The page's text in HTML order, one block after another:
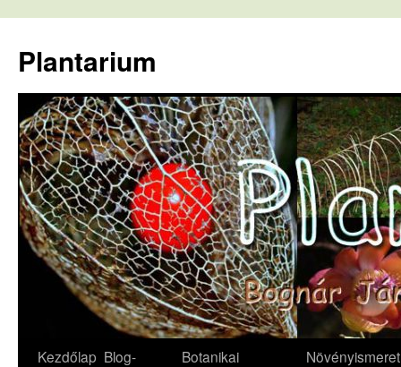
tartalomba
Plantarium
Kezdőlap Blog-
Botanikai
Növényismeret